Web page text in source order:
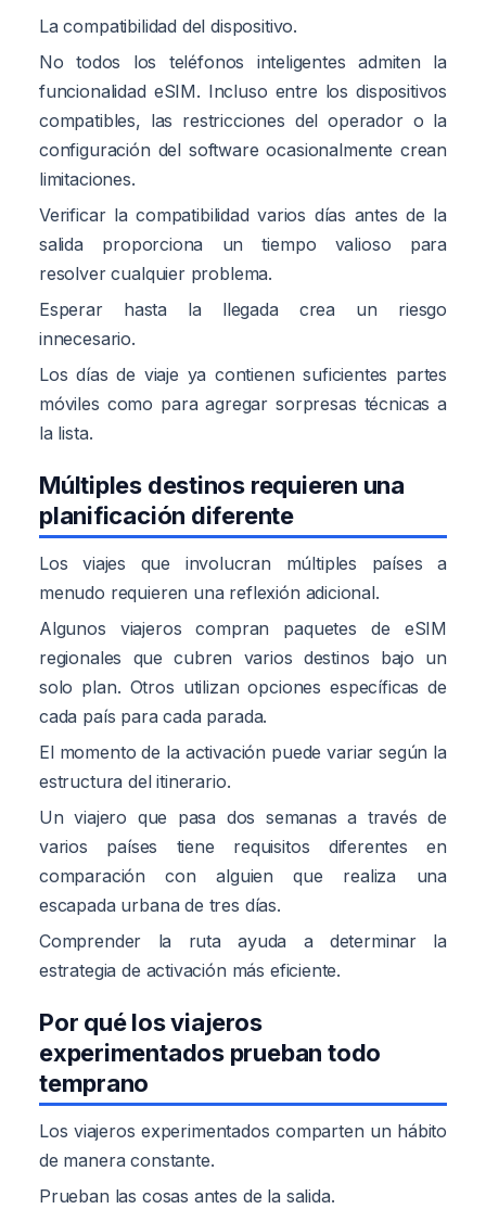
La compatibilidad del dispositivo.
No todos los teléfonos inteligentes admiten la
funcionalidad eSIM. Incluso entre los dispositivos
compatibles, las restricciones del operador o la
configuración del software ocasionalmente crean
limitaciones.
Verificar la compatibilidad varios días antes de la
salida proporciona un tiempo valioso para
resolver cualquier problema.
Esperar hasta la llegada crea un riesgo
innecesario.
Los días de viaje ya contienen suficientes partes
móviles como para agregar sorpresas técnicas a
la lista.
Múltiples destinos requieren una
planificación diferente
Los viajes que involucran múltiples países a
menudo requieren una reflexión adicional.
Algunos viajeros compran paquetes de eSIM
regionales que cubren varios destinos bajo un
solo plan. Otros utilizan opciones específicas de
cada país para cada parada.
El momento de la activación puede variar según la
estructura del itinerario.
Un viajero que pasa dos semanas a través de
varios países tiene requisitos diferentes en
comparación con alguien que realiza una
escapada urbana de tres días.
Comprender la ruta ayuda a determinar la
estrategia de activación más eficiente.
Por qué los viajeros
experimentados prueban todo
temprano
Los viajeros experimentados comparten un hábito
de manera constante.
Prueban las cosas antes de la salida.